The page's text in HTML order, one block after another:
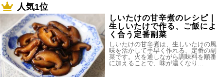
人気1位
しいたけの甘辛煮のレシピ｜
生しいたけで作る、ご飯によ
く合う定番副菜
しいたけの甘辛煮は、生しいたけの風
味を活かして手早く作れる、定番の副
菜です。火を通しながら調味料を順番
に加えることで、味が濃くなり…